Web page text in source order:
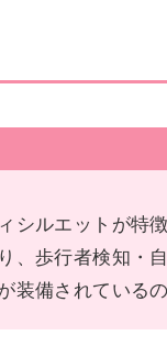
シルエットが特
、歩行者検知・
装備されている